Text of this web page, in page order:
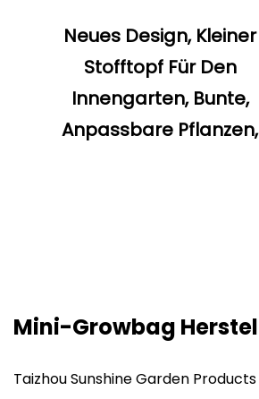
Neues Design, Kleiner
Stofftopf Für Den
Innengarten, Bunte,
Anpassbare Pflanzen,
Mini-Growbag
Taizhou Sunshine Garden